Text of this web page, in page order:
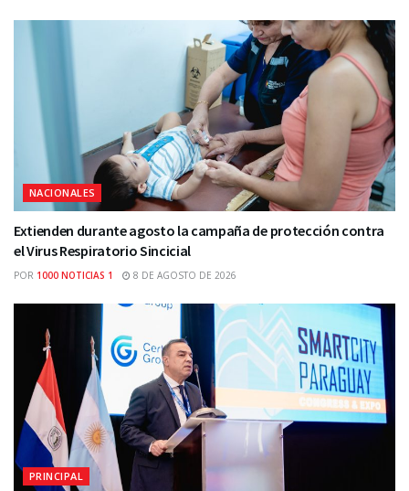
NACIONALES
Extienden durante agosto la campaña de protección contra
el Virus Respiratorio Sincicial
POR 1000 NOTICIAS 1 8 DE AGOSTO DE 2026
PRINCIPAL